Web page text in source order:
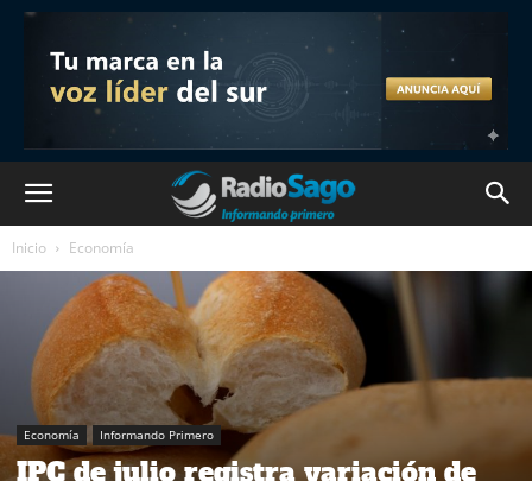
Inicio Economía
Economía Informando Primero
IPC de julio registra variación de